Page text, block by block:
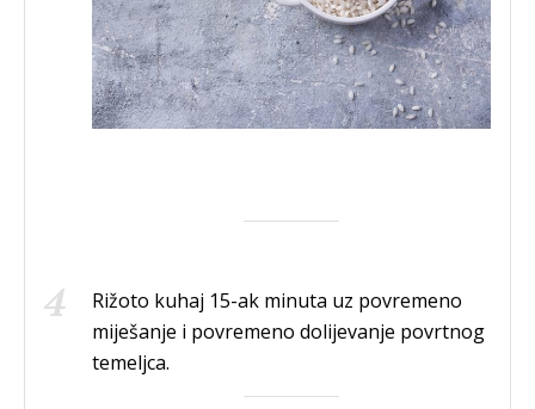
Rižoto kuhaj 15-ak minuta uz povremeno
miješanje i povremeno dolijevanje povrtnog
temeljca.